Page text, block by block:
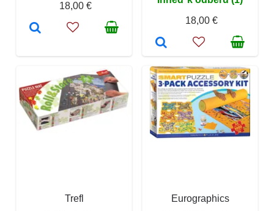
18,00 €
18,00 €
Trefl
Eurographics